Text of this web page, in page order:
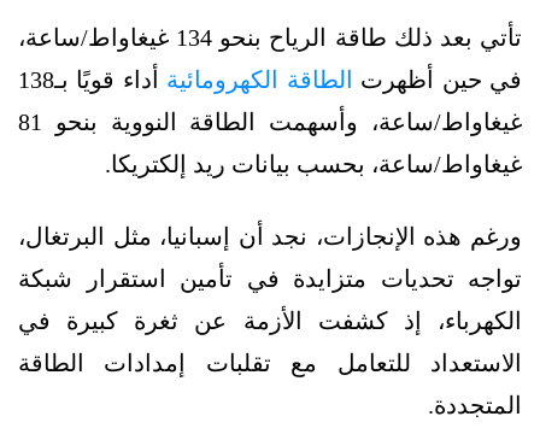
تأتي بعد ذلك طاقة الرياح بنحو 134 غيغاواط/ساعة،
في حين أظهرت
الطاقة الكهرومائية
أداء قويًا بـ138
غيغاواط/ساعة، وأسهمت الطاقة النووية بنحو 81
غيغاواط/ساعة، بحسب بيانات ريد إلكتريكا.
ورغم هذه الإنجازات، نجد أن إسبانيا، مثل البرتغال،
تواجه تحديات متزايدة في تأمين استقرار شبكة
الكهرباء، إذ كشفت الأزمة عن ثغرة كبيرة في
الاستعداد للتعامل مع تقلبات إمدادات الطاقة
المتجددة.